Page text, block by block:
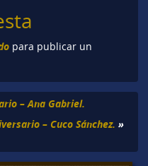
para publicar un
– Ana Gabriel.
– Cuco Sánchez. »